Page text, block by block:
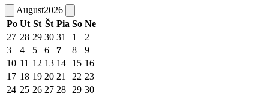
August2026
Po Ut St Št Pia So Ne
27 28 29 30 31 1
2
3
4 5 6 7 8
9
10 11 12 13 14 15 16
17 18 19 20 21 22 23
24 25 26 27 28 29 30